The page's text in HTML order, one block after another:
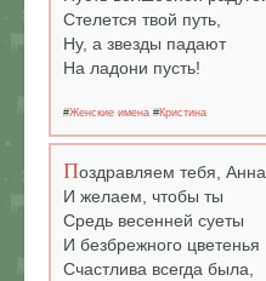
Стелется твой путь,
Ну, а звезды падают
На ладони пусть!
#Женские имена #Кристина
Поздравляем тебя, Анна,
И желаем, чтобы ты
Средь весенней суеты
И безбрежного цветенья
Счастлива всегда была,